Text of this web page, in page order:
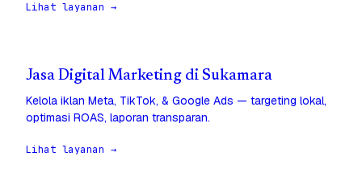
Lihat layanan →
Jasa Digital Marketing di Sukamara
Kelola iklan Meta, TikTok, & Google Ads — targeting lokal,
optimasi ROAS, laporan transparan.
Lihat layanan →